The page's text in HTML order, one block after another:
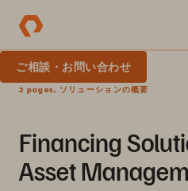
ご相談・お問い合わせ
2 pages, ソリューションの概要
Financing
Asset